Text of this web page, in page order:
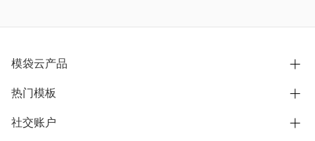
模袋云产品
别墅设计营销
模型协同展示分享
热门模板
欧式别墅
社交账户